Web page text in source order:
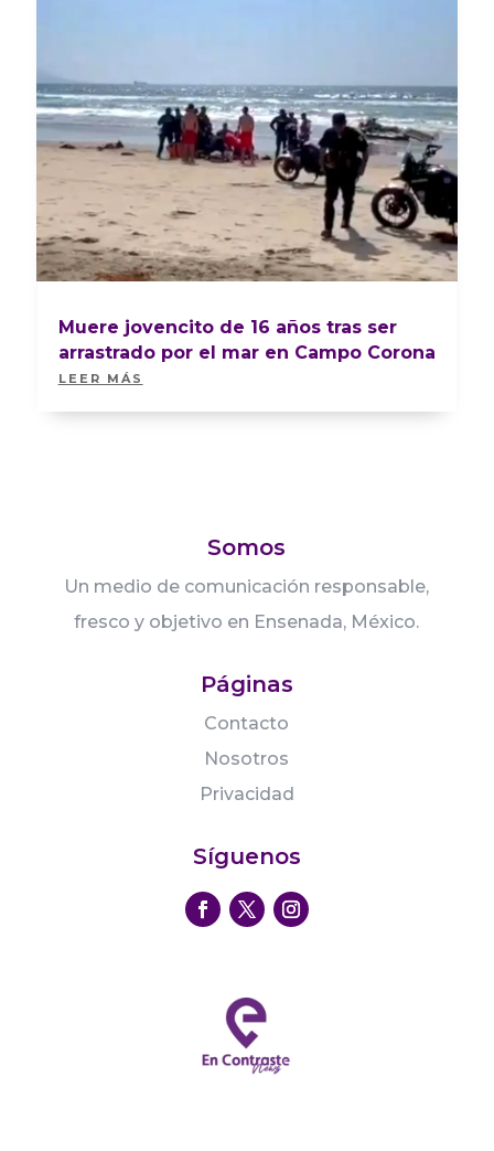
Muere jovencito de 16 años tras ser
arrastrado por el mar en Campo Corona
LEER MÁS
Somos
Un medio de comunicación responsable,
fresco y objetivo en Ensenada, México.
Páginas
Contacto
Nosotros
Privacidad
Síguenos